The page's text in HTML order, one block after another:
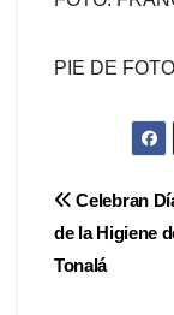
PIE DE
de
Celebran
de la Higiene
Tonalá